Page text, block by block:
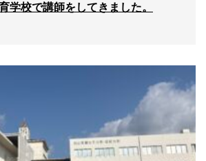
学校で講師をしてきました。